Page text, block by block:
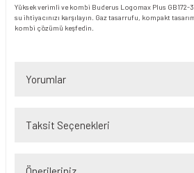
Yüksek verimli ve kombi Buderus Logomax Plus GB172-
su ihtiyacınızı karşılayın. Gaz tasarrufu, kompakt
kombi çözümü keşfedin.
Yorumlar
Taksit Seçenekleri